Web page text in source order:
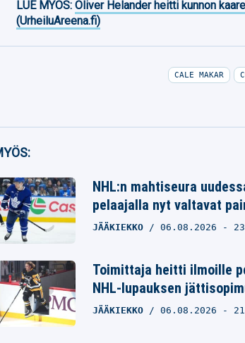
LUE MYÖS:Oliver Helander heitti kunnon
(UrheiluAreena.fi)
Whatsapp
CALE MAKAR
NHL:n mahtiseura
pelaajalla nyt valtavat
JÄÄKIEKKO 06.08.2026 -
Toimittaja heitti ilmoille
NHL-lupauksen
JÄÄKIEKKO 06.08.2026 -